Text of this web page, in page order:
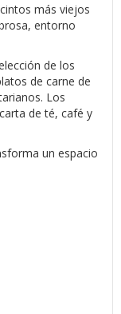
más viejos
entorno
de los
de carne de
Los
de té, café y
un espacio